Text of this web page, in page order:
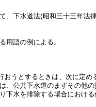
、下水道法(昭和三十三年法
用語の例による。
おうとするときは、次に定め
、公共下水道のますその他の
下水を排除する場合におけ